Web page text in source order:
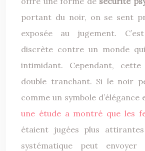
portant du noir, on se sent
exposée au jugement.
discrète contre un monde
intimidant. Cependant,
double tranchant. Si le noir
comme un symbole
une étude a montré que les
étaient jugées plus
systématique peut